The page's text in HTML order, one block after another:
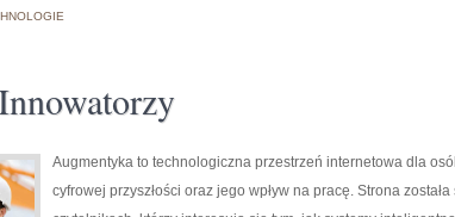
Augmentyka to technologiczna przestrzeń internetowa dla
cyfrowej przyszłości oraz jego wpływ na pracę. Strona